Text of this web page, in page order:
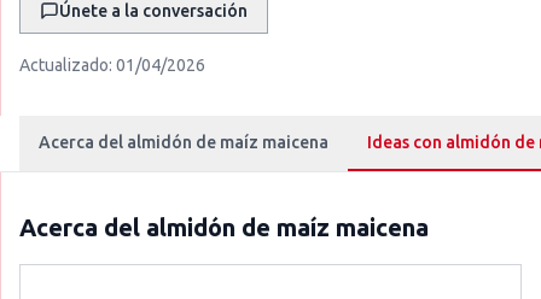
Únete a la conversación
Actualizado: 01/04/2026
Acerca del almidón de maíz maicena Ideas con almidón de
Acerca del almidón de maíz maicena